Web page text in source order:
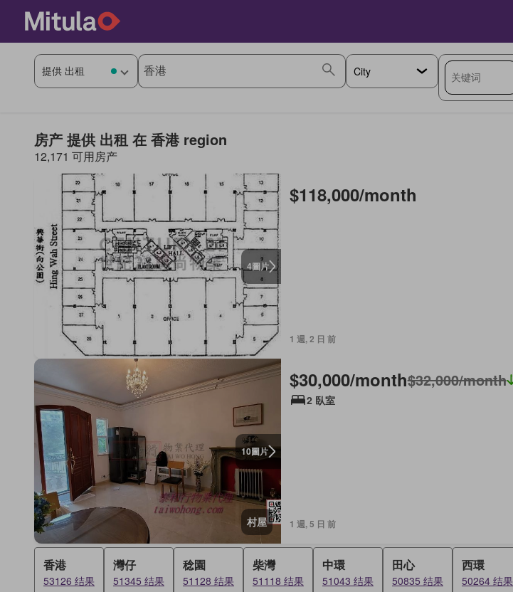
房产 提供 出租 在 香港 region
12,171 可用房产
4圖片
$118,000/month
1 週, 2 日 前
10圖片
村屋
$30,000/month$32,000/month
2 臥室
1 週, 5 日 前
香港
53126 结果
灣仔
51345 结果
稔園
51128 结果
柴灣
51118 结果
中環
51043 结果
田心
50835 结果
西環
50264 结果